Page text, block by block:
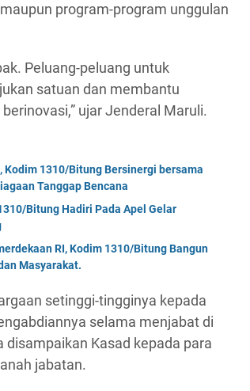
program-program unggulan
Peluang-peluang untuk
satuan dan membantu
ujar Jenderal Maruli.
Kodim 1310/Bitung Bersinergi bersama
Tanggap Bencana
Bitung Hadiri Pada Apel Gelar
RI, Kodim 1310/Bitung Bangun
Masyarakat.
setinggi-tingginya kepada
selama menjabat di
Kasad kepada para
jabatan.